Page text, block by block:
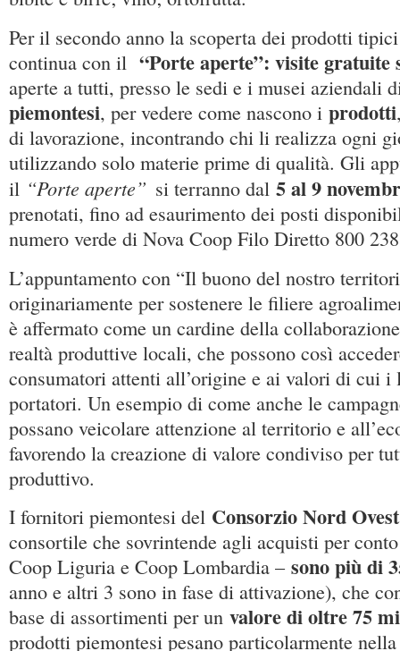
Per il secondo anno la scoperta dei prodotti
continua con il “Porte aperte”: visite gratuite
aperte a tutti, presso le sedi e i musei aziendali
piemontesi, per vedere come nascono i prodotti
di lavorazione, incontrando chi li realizza ogni
utilizzando solo materie prime di qualità. Gli
il “Porte aperte” si terranno dal 5 al 9
prenotati, fino ad esaurimento dei posti
numero verde di Nova Coop Filo Diretto 800
L’appuntamento con “Il buono del nostro
originariamente per sostenere le filiere
è affermato come un cardine della
realtà produttive locali, che possono così
consumatori attenti all’origine e ai valori di cui i
portatori. Un esempio di come anche le
possano veicolare attenzione al territorio e
favorendo la creazione di valore condiviso per
produttivo.
I fornitori piemontesi del Consorzio Nord Ovest
consortile che sovrintende agli acquisti per
Coop Liguria e Coop Lombardia – sono più di
anno e altri 3 sono in fase di attivazione), che
base di assortimenti per un valore di oltre 75
prodotti piemontesi pesano particolarmente